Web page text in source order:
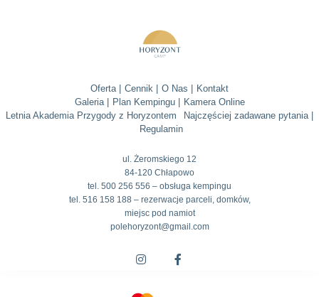
Oferta | Cennik | O Nas |
Kontakt
Galeria |
Plan Kempingu |
Kamera Online
Letnia Akademia Przygody z Horyzontem
Najczęściej zadawane pytania |
Regulamin
ul. Żeromskiego 12
84-120 Chłapowo
tel. 500 256 556 – obsługa kempingu
tel. 516 158 188 – rezerwacje parceli, domków,
miejsc pod namiot
polehoryzont@gmail.com